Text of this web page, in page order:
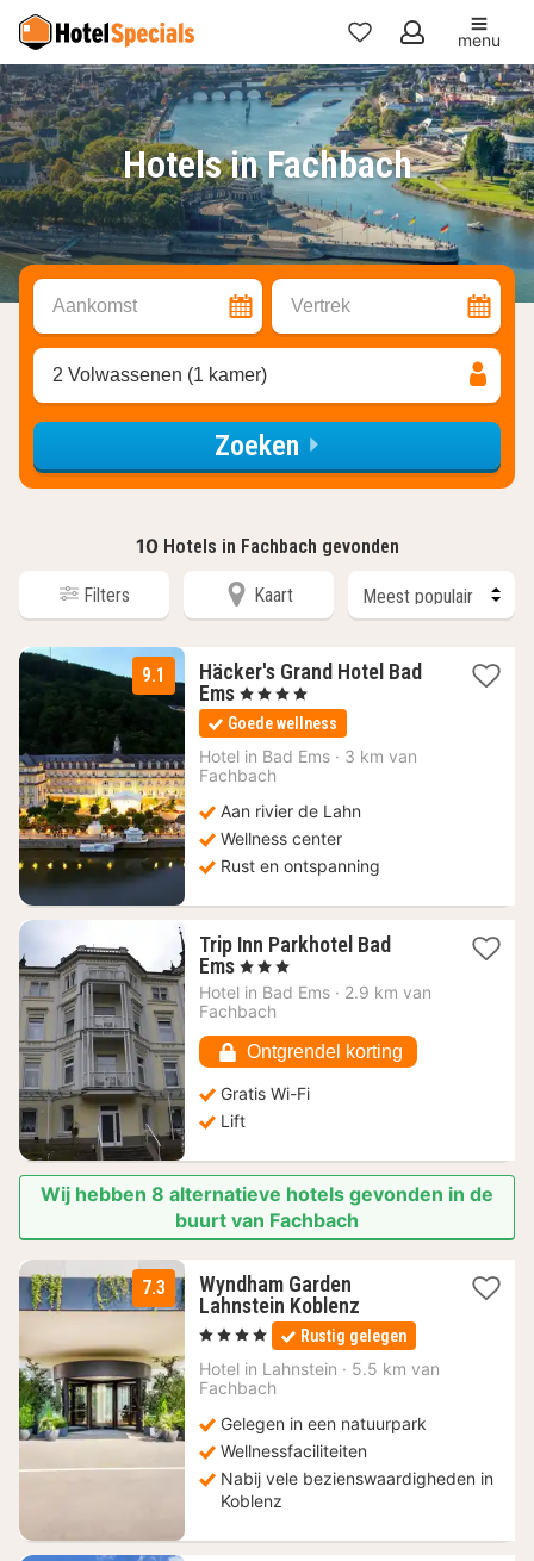
Mijn
favorieten
menu
Hotels in Fachbach
Aankomst Vertrek
2 Volwassenen (1 kamer)
Zoeken
10 Hotels in Fachbach gevonden
Filters Kaart
9.1
Häcker's Grand Hotel Bad
Ems 1
nacht
vanaf
260
€
, 4 Sterren
Goede wellness
Hotel in Bad Ems · 3 km van
Fachbach
Aan rivier de Lahn
Wellness center
Rust en ontspanning
Trip Inn Parkhotel Bad
Ems 1
nacht
vanaf
€
, 3 Sterren
Hotel in Bad Ems · 2.9 km van
Fachbach
Ontgrendel korting
Gratis Wi-Fi
Lift
Wij hebben 8 alternatieve hotels gevonden in de
buurt van Fachbach
7.3
Wyndham Garden
Lahnstein Koblenz2
nachten
vanaf
64
, 4 Sterren Rustig gelegen
Hotel in Lahnstein · 5.5 km van
Fachbach
Gelegen in een natuurpark
Wellnessfaciliteiten
Nabij vele bezienswaardigheden in
Koblenz